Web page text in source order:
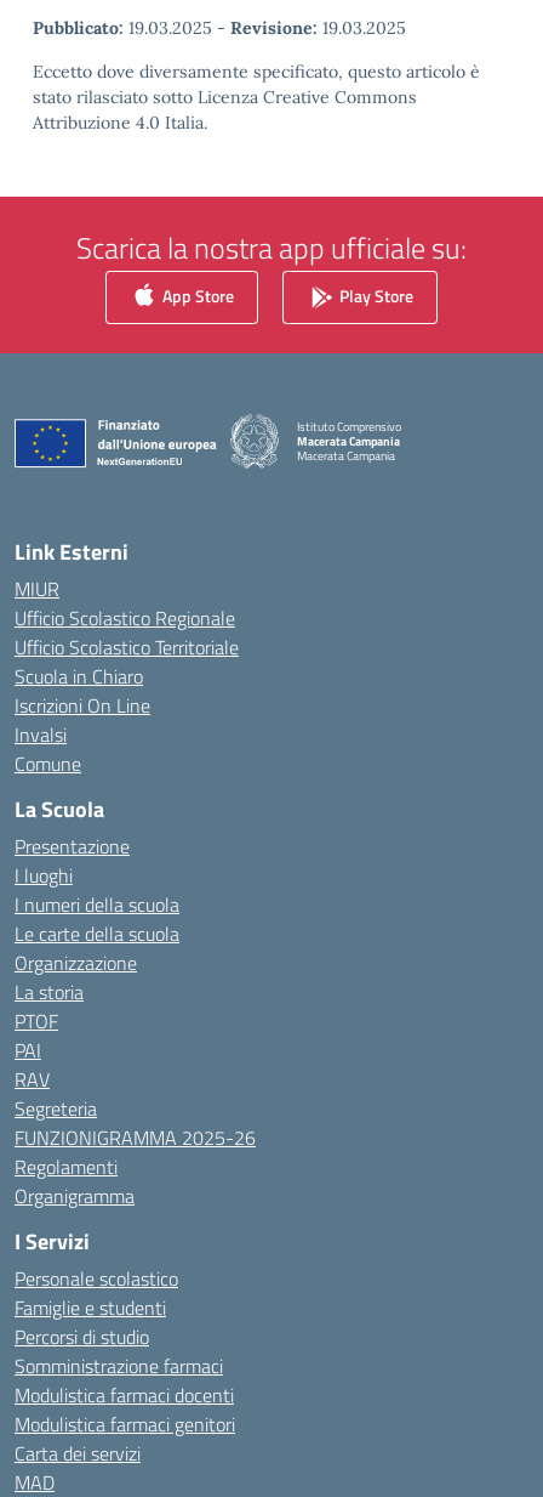
Pubblicato: 19.03.2025 - Revisione: 19.03.2025
Eccetto dove diversamente specificato, questo articolo è
stato rilasciato sotto Licenza Creative Commons
Attribuzione 4.0 Italia.
Scarica la nostra app ufficiale su:
App Store Play Store
Istituto Comprensivo
Macerata Campania
Macerata Campania
— Visita la pagina iniziale della scuola
Link Esterni
MIUR
Ufficio Scolastico Regionale
Ufficio Scolastico Territoriale
Scuola in Chiaro
Iscrizioni On Line
Invalsi
Comune
La Scuola
Presentazione
I luoghi
I numeri della scuola
Le carte della scuola
Organizzazione
La storia
PTOF
PAI
RAV
Segreteria
FUNZIONIGRAMMA 2025-26
Regolamenti
Organigramma
I Servizi
Personale scolastico
Famiglie e studenti
Percorsi di studio
Somministrazione farmaci
Modulistica farmaci docenti
Modulistica farmaci genitori
Carta dei servizi
MAD